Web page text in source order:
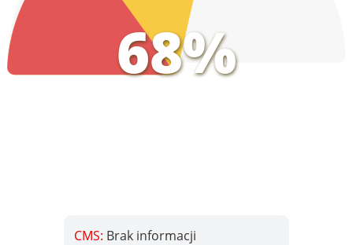
68%
CMS: Brak informacji